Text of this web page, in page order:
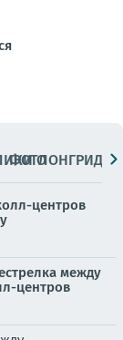
ФОТОЛОНГРИДЫ
центров
между
центров